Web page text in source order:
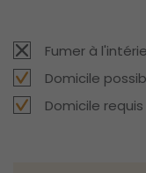
Fumer à
Domicile
Domicile requis